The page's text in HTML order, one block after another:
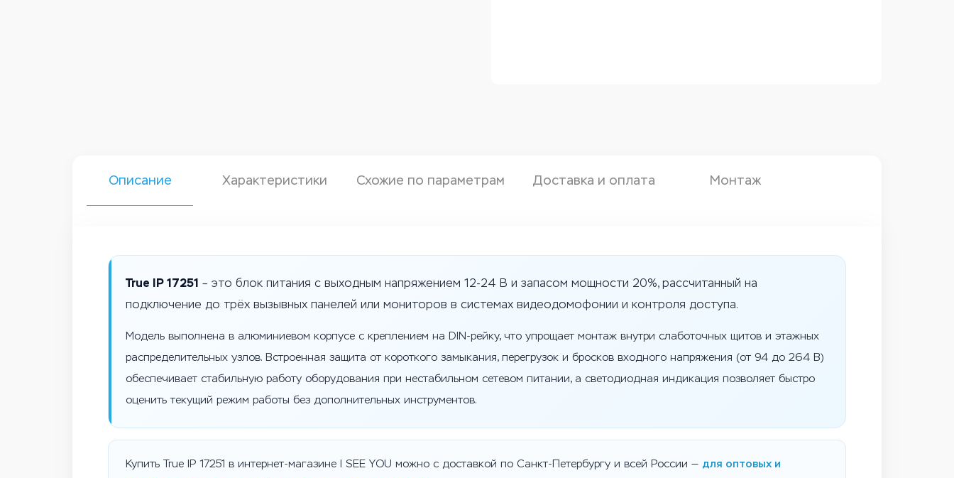
Описание Характеристики Схожие по параметрам Доставка и оплата Монтаж
True IP 17251 – это блок питания с выходным напряжением 12-24 В и запасом мощности 20%, рассчитанный на
подключение до трёх вызывных панелей или мониторов в системах видеодомофонии и контроля доступа.
Модель выполнена в алюминиевом корпусе с креплением на DIN-рейку, что упрощает монтаж внутри слаботочных щитов и этажных
распределительных узлов. Встроенная защита от короткого замыкания, перегрузок и бросков входного напряжения (от 94 до 264 В)
обеспечивает стабильную работу оборудования при нестабильном сетевом питании, а светодиодная индикация позволяет быстро
оценить текущий режим работы без дополнительных инструментов.
Купить True IP 17251 в интернет-магазине I SEE YOU можно с доставкой по Санкт-Петербургу и всей России — для оптовых и